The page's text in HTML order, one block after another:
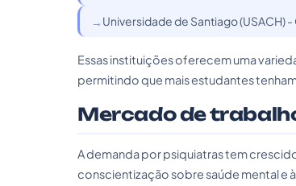
Universidade de Santiago (USACH) -
Essas instituições oferecem uma
permitindo que mais estudantes
Mercado de
A demanda por psiquiatras tem
conscientização sobre saúde mental e